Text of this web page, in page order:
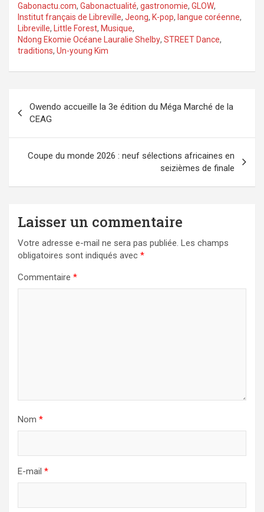
Gabonactu.com, Gabonactualité, gastronomie, GLOW,
Institut français de Libreville, Jeong, K-pop, langue coréenne,
Libreville, Little Forest, Musique,
Ndong Ekomie Océane Lauralie Shelby, STREET Dance,
traditions, Un-young Kim
de
l’article
Owendo accueille la 3e édition du Méga Marché de la
CEAG
Coupe du monde 2026 : neuf sélections africaines en
seizièmes de finale
Laisser un commentaire
Votre adresse e-mail ne sera pas publiée. Les champs
obligatoires sont indiqués avec *
Commentaire *
Nom *
E-mail *